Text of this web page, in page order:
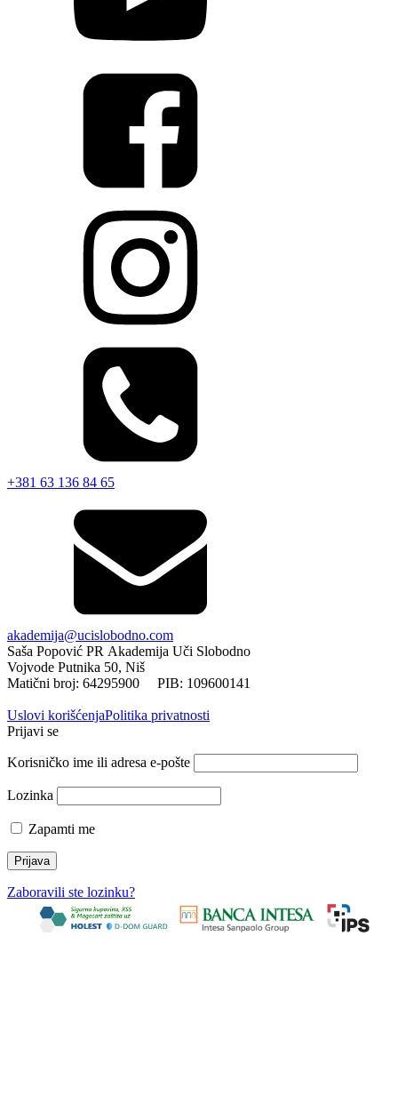
+381 63 136 84 65
akademija@ucislobodno.com
Saša Popović PR Akademija Uči Slobodno
Vojvode Putnika 50, Niš
Matični broj: 64295900 PIB: 109600141
Uslovi korišćenjaPolitika privatnosti
Prijavi se
Korisničko ime ili adresa e-pošte
Lozinka
Zapamti me
Zaboravili ste lozinku?